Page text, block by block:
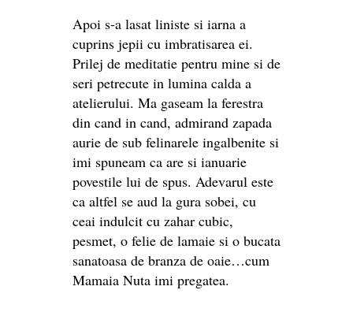
Apoi s-a lasat liniste si iarna a
cuprins jepii cu imbratisarea ei.
Prilej de meditatie pentru mine si de
seri petrecute in lumina calda a
atelierului. Ma gaseam la ferestra
din cand in cand, admirand zapada
aurie de sub felinarele ingalbenite si
imi spuneam ca are si ianuarie
povestile lui de spus. Adevarul este
ca altfel se aud la gura sobei, cu
ceai indulcit cu zahar cubic,
pesmet, o felie de lamaie si o bucata
sanatoasa de branza de oaie…cum
Mamaia Nuta imi pregatea.